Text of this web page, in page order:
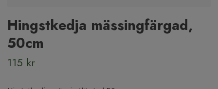
Hingstkedja mässingfärgad,
50cm
115 kr